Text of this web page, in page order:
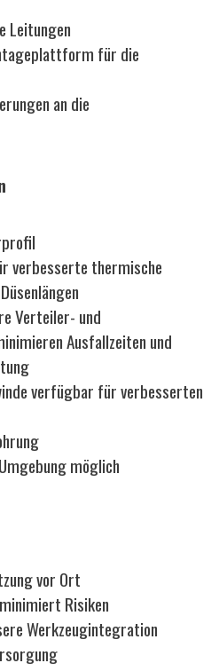
Leitungen
für die
an die
verbesserte thermische
Verteiler- und
Ausfallzeiten und
verfügbar für verbesserten
möglich
vor Ort
Risiken
Werkzeugintegration